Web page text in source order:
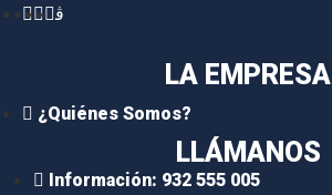
LA EMPRESA
¿Quiénes Somos?
LLÁMANOS
Información: 932 555 005